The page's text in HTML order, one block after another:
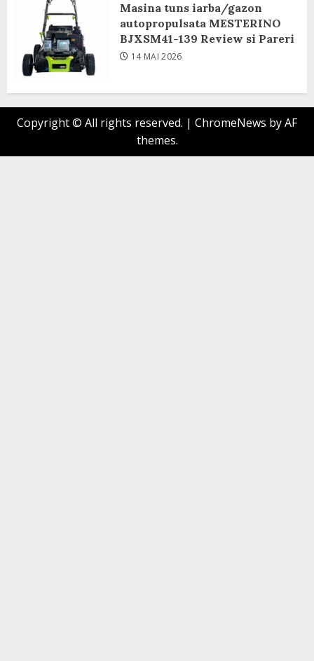
8 IUNIE 2026
Masina tuns iarba/gazon
autopropulsata MESTERINO
BJXSM41-139 Review si Pareri
14 MAI 2026
Copyright © All rights reserved. | ChromeNews by AF
themes.